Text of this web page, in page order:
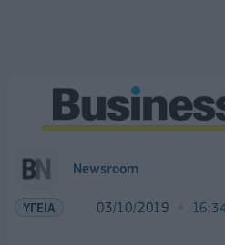
Newsroom
ΥΓΕΙΑ 03/10/2019